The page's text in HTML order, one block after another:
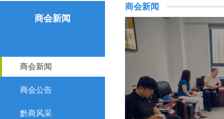
商会新闻
商会新闻
商会公告
黔商风采
商会新闻